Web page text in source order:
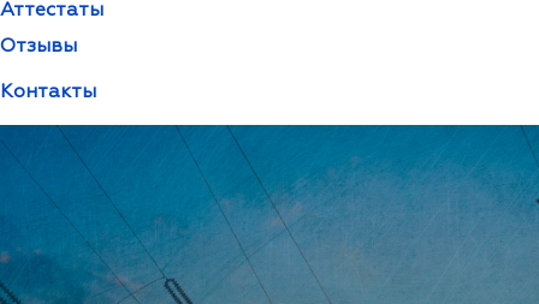
Аттестаты
Отзывы
Контакты